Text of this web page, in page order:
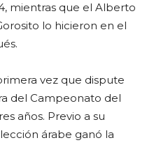
mientras que el Alberto
lo hicieron en el
vez que dispute
del Campeonato del
años. Previo a su
árabe ganó la